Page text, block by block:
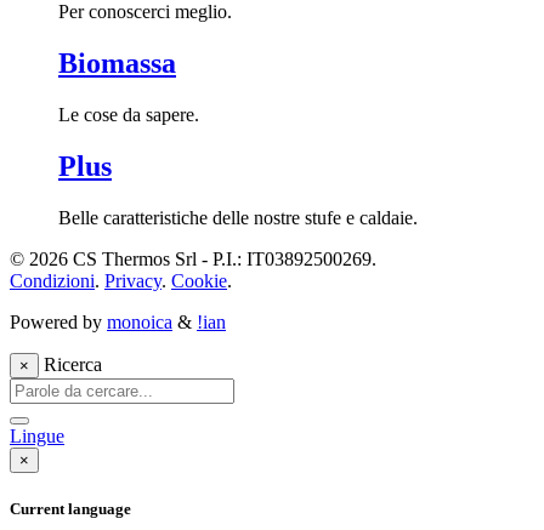
Per conoscerci meglio.
Biomassa
Le cose da sapere.
Plus
Belle caratteristiche delle nostre stufe e caldaie.
© 2026 CS Thermos Srl - P.I.: IT03892500269.
Condizioni. Privacy. Cookie.
Powered by monoica & !ian
× Ricerca
Lingue
×
Current language